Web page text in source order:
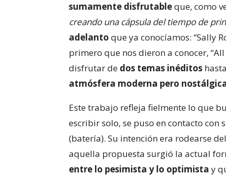
sumamente disfrutableque, como
creando una cápsula del tiempo de
adelanto que ya conocíamos: “Sally
primero que nos dieron a conocer,
disfrutar de dos temas inéditos
atmósfera moderna pero
Este trabajo refleja fielmente lo que
escribir solo, se puso en contacto con
(batería). Su intención era rodearse
aquella propuesta surgió la actual
entre lo pesimista y lo optimista y